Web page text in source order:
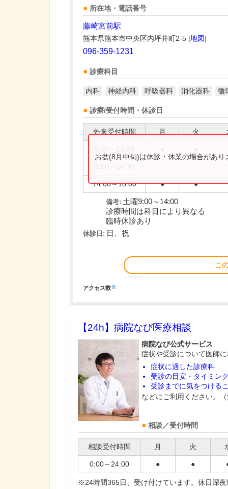
所在地・電話番号
藤崎宮前駅
熊本県熊本市中央区内坪井町2-5 [地図]
096-359-1231
診療科目
内科 神経内科 呼吸器科 消化器科 循
診療/受付時間・休診日
外来受付時間 月 火
14:00～18:00 ● ●
お盆(8月中旬)は休診・休業の場合があ
備考: 土曜9:00～14:00
診療時間は科目により異なる
臨時休診あり
休診日: 日、祝
こ
アクセス数※
【24h】 病院なび医療相談
病院なび公式サービス
症状や受診について医師
症状に適した診療科
受診の目安・タイミン
受診までに気をつける
などにご利用ください。
相談／受付時間
相談受付時間 月 火
0:00～24:00 ● ●
※24時間365日、受け付けています。休日深